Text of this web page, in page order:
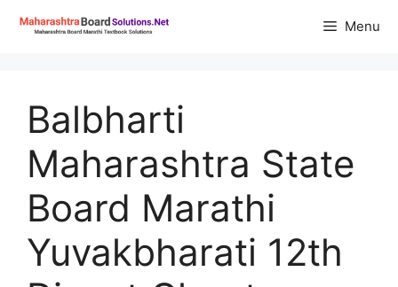
Menu
Balbharti
Maharashtra State
Board Marathi
Yuvakbharati 12th